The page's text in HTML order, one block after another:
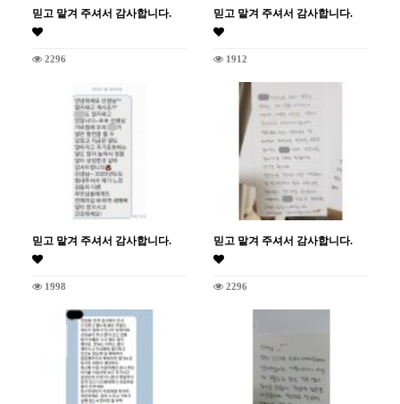
믿고 맡겨 주셔서 감사합니다.
2296
믿고 맡겨 주셔서 감사합니다.
1912
믿고 맡겨 주셔서 감사합니다.
1998
믿고 맡겨 주셔서 감사합니다.
2296